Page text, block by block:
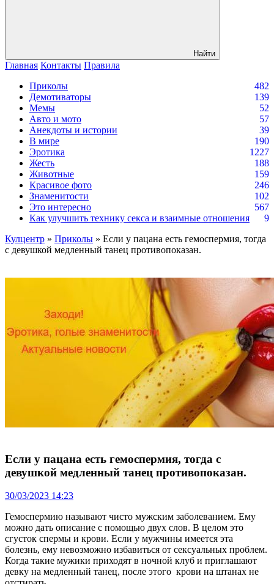
Найти
Главная Контакты Правила
Приколы
482
Демотиваторы
139
Мемы
52
Авто и мото
57
Анекдоты и истории
39
В мире
190
Эротика
1227
Жесть
188
Животные
159
Красивое фото
246
Знаменитости
102
Это интересно
567
Как улучшить технику секса и взаимные отношения
9
Кулцентр » Приколы » Если у пацана есть гемоспермия, тогда
с девушкой медленный танец противопоказан.
Если у пацана есть гемоспермия, тогда с
девушкой медленный танец противопоказан.
30/03/2023 14:23
Гемоспермию называют чисто мужским заболеванием. Ему
можно дать описание с помощью двух слов. В целом это
сгусток спермы и крови. Если у мужчины имеется эта
болезнь, ему невозможно избавиться от сексуальных проблем.
Когда такие мужики приходят в ночной клуб и приглашают
девку на медленный танец, после этого крови на штанах не